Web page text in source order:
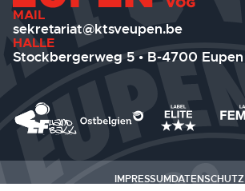
MAIL
sekretariat@ktsveupen.be
HALLE
Stockbergerweg 5 • B-4700 Eupen
IMPRESSUMDATENSCHUTZ